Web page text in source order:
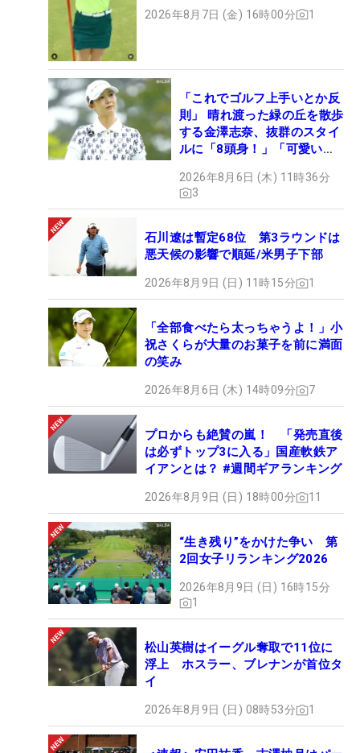
2026年8月7日 (金) 16時00分 1
「これでゴルフ上手いとか反
則」 晴れ渡った緑の丘を散歩
する金澤志奈、抜群のスタイ
ルに「8頭身！」「可愛いに
2026年8月6日 (木) 11時36分
3
石川遼は暫定68位 第3ラウンドは
悪天候の影響で順延/米男子下部
2026年8月9日 (日) 11時15分 1
「全部食べたら太っちゃうよ！」小
祝さくらが大量のお菓子を前に満面
の笑み
2026年8月6日 (木) 14時09分 7
プロからも絶賛の嵐！ 「発売直後
は必ずトップ3に入る」国産軟鉄ア
イアンとは？ #週間ギアランキング
2026年8月9日 (日) 18時00分 11
“生き残り”をかけた争い 第
2回女子リランキング2026
2026年8月9日 (日) 16時15分
1
松山英樹はイーグル奪取で11位に
浮上 ホスラー、ブレナンが首位タ
イ
2026年8月9日 (日) 08時53分 1